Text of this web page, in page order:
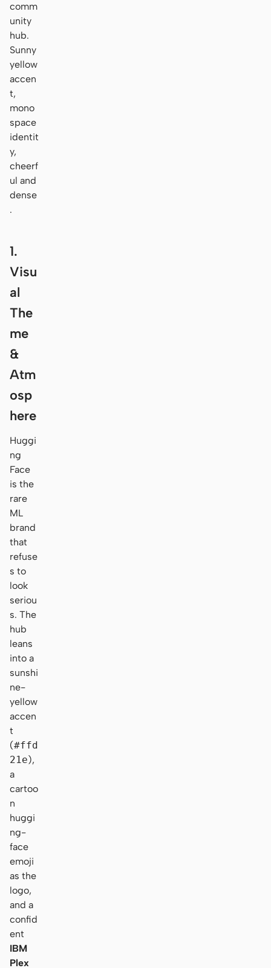
comm
unity
hub.
Sunny
yellow
accen
t,
mono
space
identit
y,
cheerf
ul and
dense
.
1.
Visu
al
The
me
&
Atm
osp
here
Huggi
ng
Face
is the
rare
ML
brand
that
refuse
s to
look
seriou
s. The
hub
leans
into a
sunshi
ne-
yellow
accen
t
(#ffd
21e),
a
cartoo
n
huggi
ng-
face
emoji
as the
logo,
and a
confid
ent
IBM
Plex